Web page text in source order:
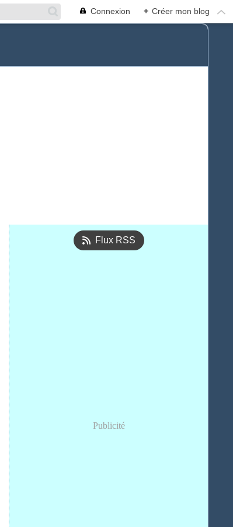
Connexion + Créer mon blog
Flux RSS
Publicité